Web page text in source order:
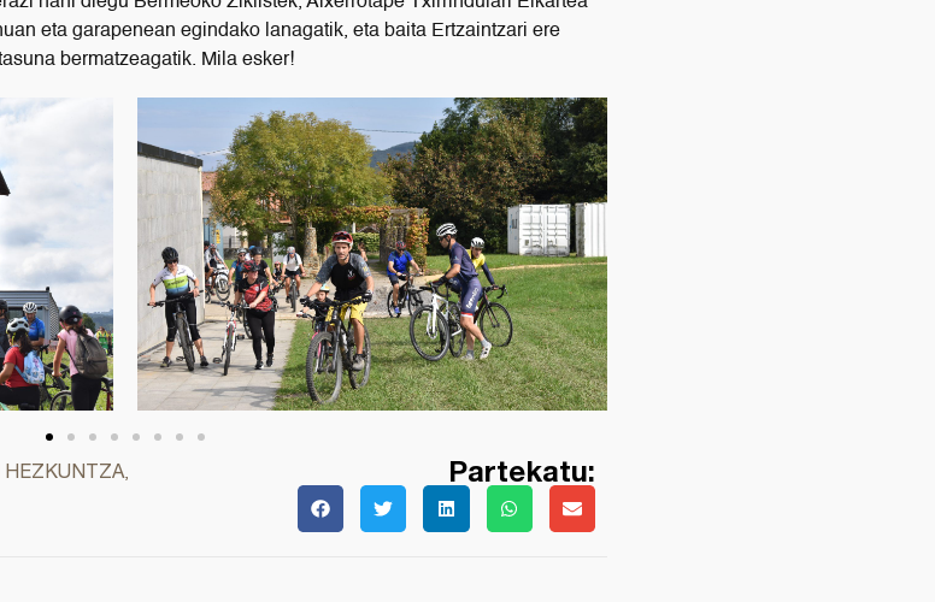
eta garapenean egindako lanagatik, eta baita Ertzaintzari ere
bermatzeagatik. Mila esker!
HEZKUNTZA, Partekatu: